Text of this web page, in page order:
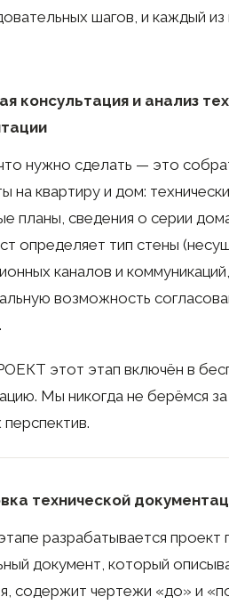
шагов, и каждый из
консультация и анализ
нужно сделать — это
на квартиру и дом:
планы, сведения о серии
определяет тип стены
каналов и
возможность
этот этап включён в
Мы никогда не берёмся
технической
разрабатывается
документ, который
содержит чертежи «до» и